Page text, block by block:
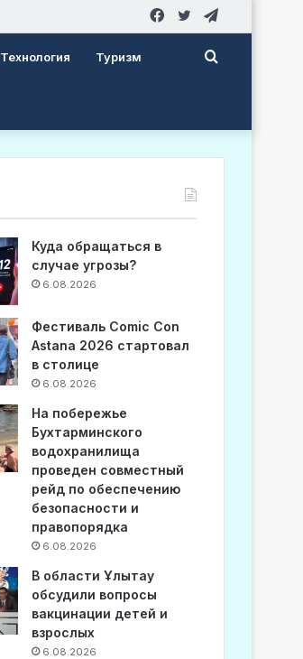
Twitter
Facebook
Технология Туризм Search
Куда обращаться в
случае угрозы?
6.08.2026
Фестиваль Comic Con
Astana 2026 стартовал
в столице
6.08.2026
На побережье
Бухтарминского
водохранилища
проведен совместный
рейд по обеспечению
безопасности и
правопорядка
6.08.2026
В области Ұлытау
обсудили вопросы
вакцинации детей и
взрослых
6.08.2026